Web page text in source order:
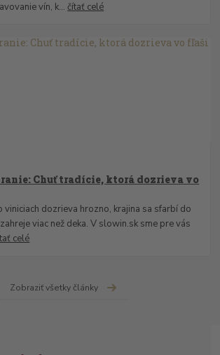
vín, k...čítať celé
Chuť tradície, ktorá dozrieva vo
viniciach dozrieva hrozno, krajina sa sfarbí do
viac než deka. V slowin.sk sme pre vás
celé
Zobraziť všetky články